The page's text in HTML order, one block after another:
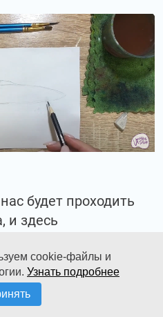
будет проходить
и здесь
плавник.
cookie-файлы и
Узнать подробнее